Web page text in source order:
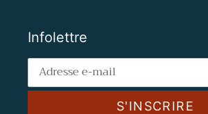
Infolettre
S'INSCRIRE